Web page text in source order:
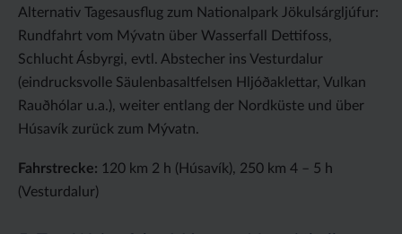
Alternativ Tagesausflug zum Nationalpark Jökulsárgljúfur:
Rundfahrt vom Mývatn über Wasserfall Dettifoss,
Schlucht Ásbyrgi, evtl. Abstecher ins Vesturdalur
(eindrucksvolle Säulenbasaltfelsen Hljóðaklettar, Vulkan
Rauðhólar u.a.), weiter entlang der Nordküste und über
Húsavík zurück zum Mývatn.
Fahrstrecke: 120 km 2 h (Húsavík), 250 km 4 – 5 h
(Vesturdalur)